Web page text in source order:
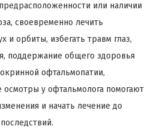
или наличии
своевременно лечить
и орбиты, избегать травм глаз,
поддержание общего здоровья
офтальмопатии,
у офтальмолога помогают
и начать лечение до